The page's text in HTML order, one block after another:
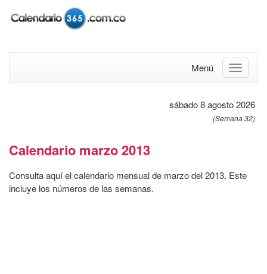
Menú
sábado 8 agosto 2026
(Semana 32)
Calendario marzo 2013
Consulta aquí el calendario mensual de marzo del 2013. Este
incluye los números de las semanas.